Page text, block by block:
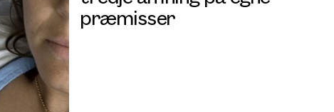
præmisser